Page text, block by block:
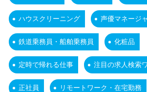
ハウスクリーニング 声優マネージ
鉄道乗務員・船舶乗務員 化粧品
定時で帰れる仕事 注目の求人検索
正社員 リモートワーク・在宅勤務